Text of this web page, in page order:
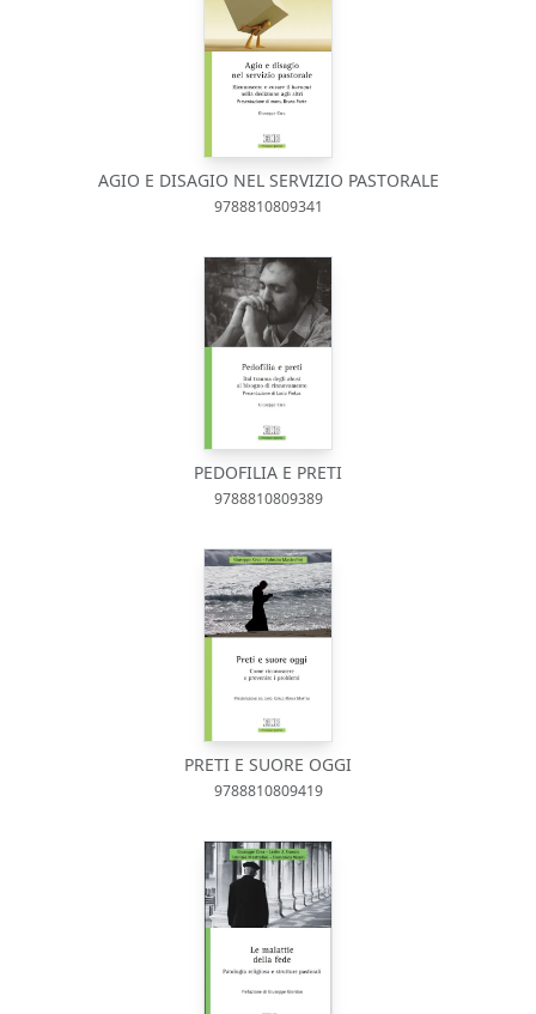
AGIO E DISAGIO NEL SERVIZIO PASTORALE
9788810809341
PEDOFILIA E PRETI
9788810809389
PRETI E SUORE OGGI
9788810809419